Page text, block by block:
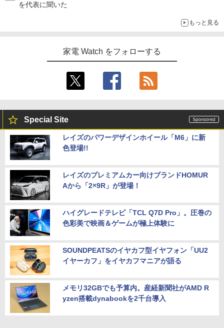
を代表に聞いた
もっと見る
家電 Watch をフォローする
Special Site
レイズのパワーデザインホイール「M6」に新
色登場!!
レイズのプレミアムカー向けブランドHOMUR
Aから「2×9R」が登場！
ハイグレードテレビ「TCL Q7D Pro」。圧巻の
色彩美で映画＆ゲームが極上体験に
SOUNDPEATSのイヤカフ型イヤフォン「UU2
イヤーカフ」をイヤカフマニアが語る
メモリ32GBでも予算内。産経新聞社がAMD R
yzen搭載dynabookを2千台導入